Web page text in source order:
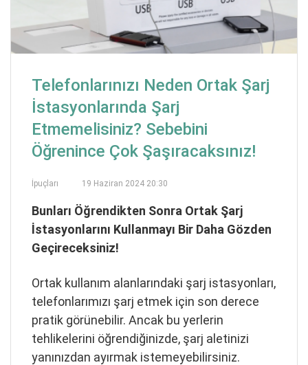
Telefonlarınızı Neden Ortak Şarj
İstasyonlarında Şarj
Etmemelisiniz? Sebebini
Öğrenince Çok Şaşıracaksınız!
İpuçları 19 Haziran 2024 20:30
Bunları Öğrendikten Sonra Ortak Şarj
İstasyonlarını Kullanmayı Bir Daha Gözden
Geçireceksiniz!
Ortak kullanım alanlarındaki şarj istasyonları,
telefonlarımızı şarj etmek için son derece
pratik görünebilir. Ancak bu yerlerin
tehlikelerini öğrendiğinizde, şarj aletinizi
yanınızdan ayırmak istemeyebilirsiniz.